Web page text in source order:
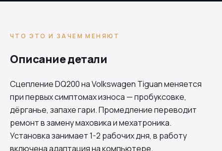
ЧТО ЭТО И ЗАЧЕМ МЕНЯЮТ
Описание детали
СцеплениеDQ200на Volkswagen Tiguan меняется
при первых симптомах износа — пробуксовке,
дёрганье, запахе гари. Промедление переводит
ремонт в замену маховика и мехатроника.
Установка занимает 1-2 рабочих дня, в работу
включена адаптация на компьютере.